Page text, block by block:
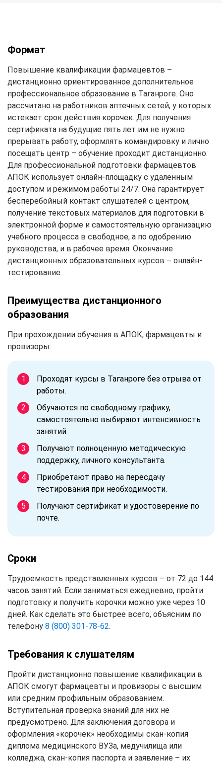
Формат
Повышение квалификации фармацевтов –
дистанционно ориентированное дополнительное
профессиональное образование в Таганроге. Оно
рассчитано на работников аптечных сетей, у которых
истекает срок действия корочек. Для получения
сертификата на будущие пять лет им не нужно
прерывать работу, оформлять командировку и лично
посещать центр – обучение проходит дистанционно.
Для профессиональной подготовки фармацевтов
АПОК использует онлайн-площадку с удаленным
доступом и режимом работы 24/7. Она гарантирует
бесперебойный контакт слушателей с центром,
получение текстовых материалов для подготовки в
электронной форме и самостоятельную организацию
учебного процесса в свободное, а по одобрению
руководства, и в рабочее время. Окончание
дистанционных образовательных курсов – онлайн-
тестирование.
Преимущества дистанционного
образования
При прохождении обучения в АПОК, фармацевты и
провизоры:
Проходят курсы в Таганроге без отрыва от
работы.
Обучаются по свободному графику,
самостоятельно выбирают интенсивность
занятий.
Получают полноценную методическую
поддержку, личного консультанта.
Приобретают право на пересдачу
тестирования при необходимости.
Получают сертификат и удостоверение по
почте.
Сроки
Трудоемкость представленных курсов – от 72 до 144
часов занятий. Если заниматься ежедневно, пройти
подготовку и получить корочки можно уже через 10
дней. Как сделать это быстрее всего, объясним по
телефону 8 (800) 301-78-62.
Требования к слушателям
Пройти дистанционно повышение квалификации в
АПОК смогут фармацевты и провизоры с высшим
или средним профильным образованием.
Вступительная проверка знаний для них не
предусмотрено. Для заключения договора и
оформления «корочек» необходимы скан-копия
диплома медицинского ВУЗа, медучилища или
колледжа, скан-копия паспорта и заявление – их